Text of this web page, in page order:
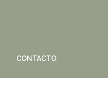
CONTACTO